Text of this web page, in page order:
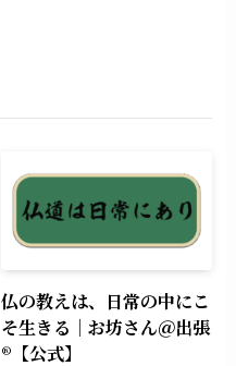
仏の教えは、日常の中にこ
そ生きる｜お坊さん＠出張
®︎【公式】